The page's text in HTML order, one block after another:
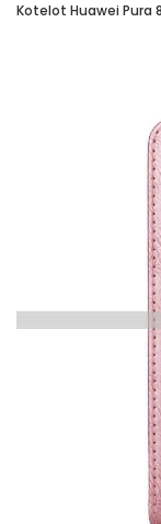
Kotelot Huawei Pura